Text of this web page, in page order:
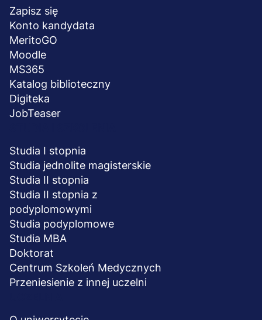
stopka
Zapisz się
Konto kandydata
MeritoGO
Moodle
MS365
Katalog biblioteczny
Digiteka
JobTeaser
Studia I stopnia
Studia jednolite magisterskie
Studia II stopnia
Studia II stopnia z
podyplomowymi
Studia podyplomowe
Studia MBA
Doktorat
Centrum Szkoleń Medycznych
Przeniesienie z innej uczelni